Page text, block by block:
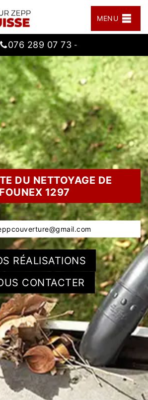
MENU
076 289 07 73 -
DU NETTOYAGE DE
1297
RÉALISATIONS
CONTACTER